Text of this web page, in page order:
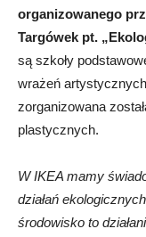
organizowanego
Targówek pt.
są szkoły
wrażeń
zorganizowana
plastycznych.
W IKEA mamy
działań
środowisko to